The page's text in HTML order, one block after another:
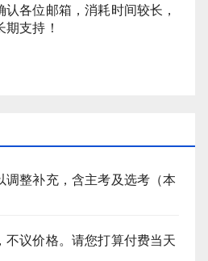
各位邮箱，消耗时间较长，
支持！
整补充，含主考及选考（本
议价格。请您打算付费当天